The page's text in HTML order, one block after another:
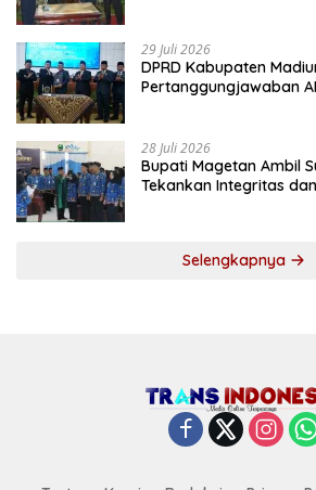
29 Juli 2026
DPRD Kabupaten
Pertanggungjawaban
28 Juli 2026
Bupati Magetan Ambil
Tekankan Integritas
Selengkapnya